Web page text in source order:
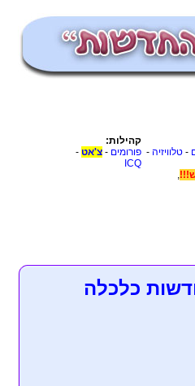
- טלוויזיה -
,
קהילות:
פורומים - צ'אט -
ICQ
כלכלה